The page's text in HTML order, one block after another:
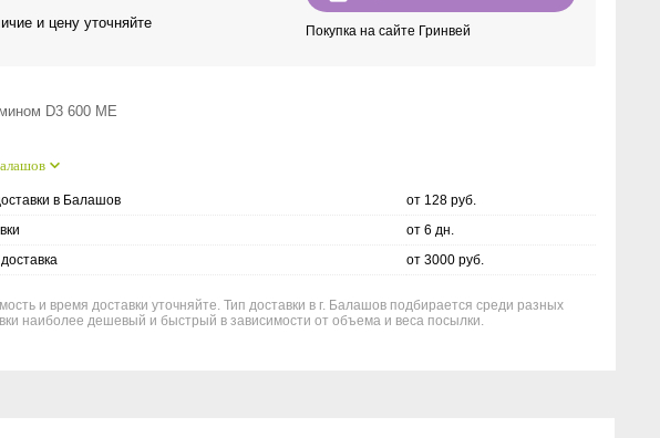
Покупка на сайте Гринвей
и цену уточняйте
D3 600 МЕ
в Балашов
от 128 руб.
от 6 дн.
от 3000 руб.
и время доставки уточняйте. Тип доставки в г. Балашов подбирается среди разных
наиболее дешевый и быстрый в зависимости от объема и веса посылки.